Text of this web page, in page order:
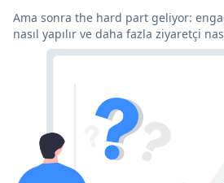
Ama sonra the hard part geliyor:
nasıl yapılır ve daha fazla ziyaretçi